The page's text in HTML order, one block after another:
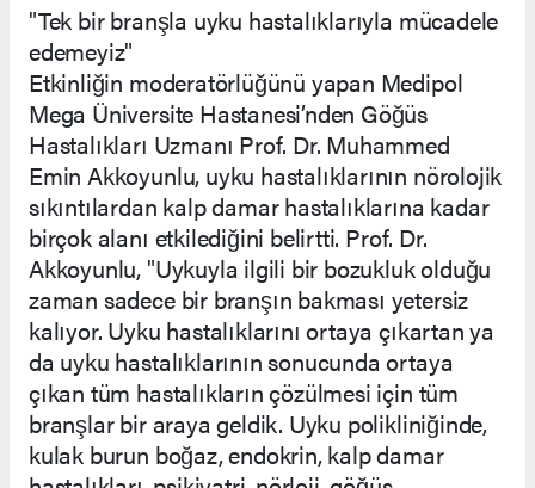
"Tek bir branşla uyku hastalıklarıyla mücadele
edemeyiz"
Etkinliğin moderatörlüğünü yapan Medipol
Mega Üniversite Hastanesi’nden Göğüs
Hastalıkları Uzmanı Prof. Dr. Muhammed
Emin Akkoyunlu, uyku hastalıklarının nörolojik
sıkıntılardan kalp damar hastalıklarına kadar
birçok alanı etkilediğini belirtti. Prof. Dr.
Akkoyunlu, "Uykuyla ilgili bir bozukluk olduğu
zaman sadece bir branşın bakması yetersiz
kalıyor. Uyku hastalıklarını ortaya çıkartan ya
da uyku hastalıklarının sonucunda ortaya
çıkan tüm hastalıkların çözülmesi için tüm
branşlar bir araya geldik. Uyku polikliniğinde,
kulak burun boğaz, endokrin, kalp damar